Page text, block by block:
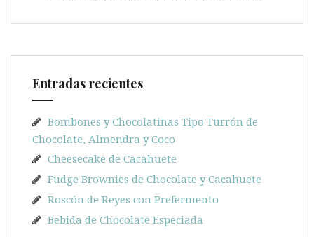
Entradas recientes
Bombones y Chocolatinas Tipo Turrón de
Chocolate, Almendra y Coco
Cheesecake de Cacahuete
Fudge Brownies de Chocolate y Cacahuete
Roscón de Reyes con Prefermento
Bebida de Chocolate Especiada